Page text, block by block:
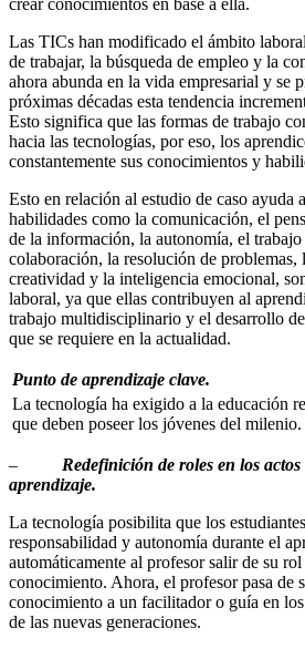
crear conocimientos en base a ella.
Las TICs han modificado el ámbito
de trabajar, la búsqueda de empleo y la
ahora abunda en la vida empresarial y se
próximas décadas esta tendencia
Esto significa que las formas de trabajo
hacia las tecnologías, por eso, los
constantemente sus conocimientos y
Esto en relación al estudio de caso ayuda
habilidades como la comunicación, el
de la información, la autonomía, el
colaboración, la resolución de problemas,
creatividad y la inteligencia emocional,
laboral, ya que ellas contribuyen al
trabajo multidisciplinario y el desarrollo
que se requiere en la actualidad.
Punto de aprendizaje clave.
La tecnología ha exigido a la educación
que deben poseer los jóvenes del milenio.
– Redefinición de roles en los actos
aprendizaje.
La tecnología posibilita que los
responsabilidad y autonomía durante el
automáticamente al profesor salir de su
conocimiento. Ahora, el profesor pasa de
conocimiento a un facilitador o guía en
de las nuevas generaciones.